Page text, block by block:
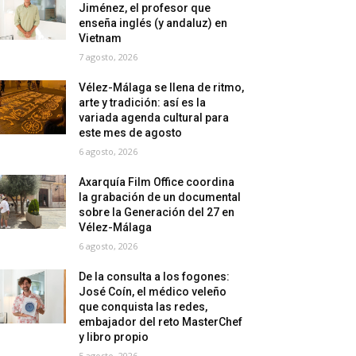
Jiménez, el profesor que
enseña inglés (y andaluz) en
Vietnam
7 agosto, 2026
Vélez-Málaga se llena de ritmo,
arte y tradición: así es la
variada agenda cultural para
este mes de agosto
6 agosto, 2026
Axarquía Film Office coordina
la grabación de un documental
sobre la Generación del 27 en
Vélez-Málaga
6 agosto, 2026
De la consulta a los fogones:
José Coín, el médico veleño
que conquista las redes,
embajador del reto MasterChef
y libro propio